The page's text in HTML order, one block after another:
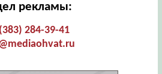
рекламы:
284-39-41